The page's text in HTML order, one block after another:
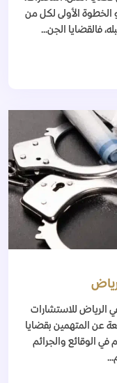
الخطوة الأولى لكل من
فالقضايا الجن...
الرياض للاستشارات
عن المتهمين بقضايا
الوقائع والجرائم